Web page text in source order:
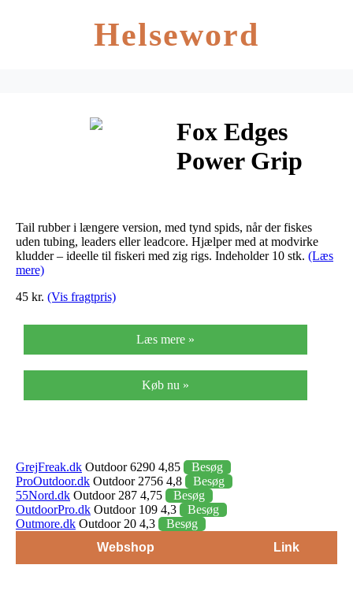
Helseword
Fox Edges
Power Grip
Tail Rubbers
Tail rubber i længere version, med tynd spids, når der fiskes
uden tubing, leaders eller leadcore. Hjælper med at modvirke
kludder – ideelle til fiskeri med zig rigs. Indeholder 10 stk. (Læs
mere)
45 kr. (Vis fragtpris)
Læs mere »
Køb nu »
GrejFreak.dk Outdoor 6290 4,85
Besøg
ProOutdoor.dk Outdoor 2756 4,8
Besøg
55Nord.dk Outdoor 287 4,75
Besøg
OutdoorPro.dk Outdoor 109 4,3
Besøg
Outmore.dk Outdoor 20 4,3
Besøg
Webshop
Link